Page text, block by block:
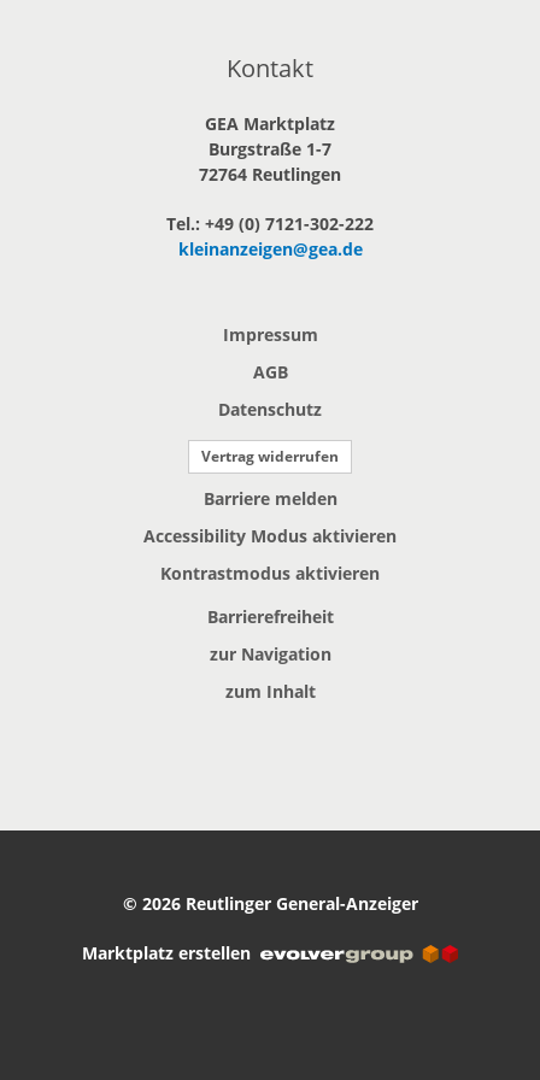
Kontakt
GEA Marktplatz
Burgstraße 1-7
72764 Reutlingen
Tel.: +49 (0) 7121-302-222
kleinanzeigen@gea.de
Impressum
AGB
Datenschutz
Vertrag widerrufen
Barriere melden
Accessibility Modus aktivieren
Kontrastmodus aktivieren
Barrierefreiheit
zur Navigation
zum Inhalt
© 2026 Reutlinger General-Anzeiger
Marktplatz erstellen